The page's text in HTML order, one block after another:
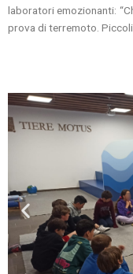
laboratori emozionanti:
prova di terremoto. Piccoli